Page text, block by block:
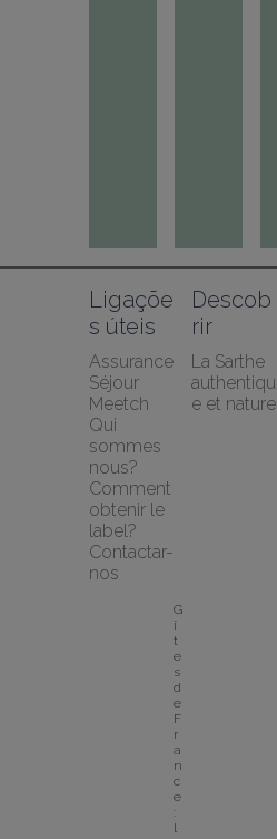
Ligaçõe
s úteis
Assurance
Séjour
Meetch
Qui
sommes
nous?
Comment
obtenir le
label?
Contactar-
nos
Descob
rir
La Sarthe
authentiqu
e et nature
G
î
t
e
s
d
e
F
r
a
n
c
e
:
l